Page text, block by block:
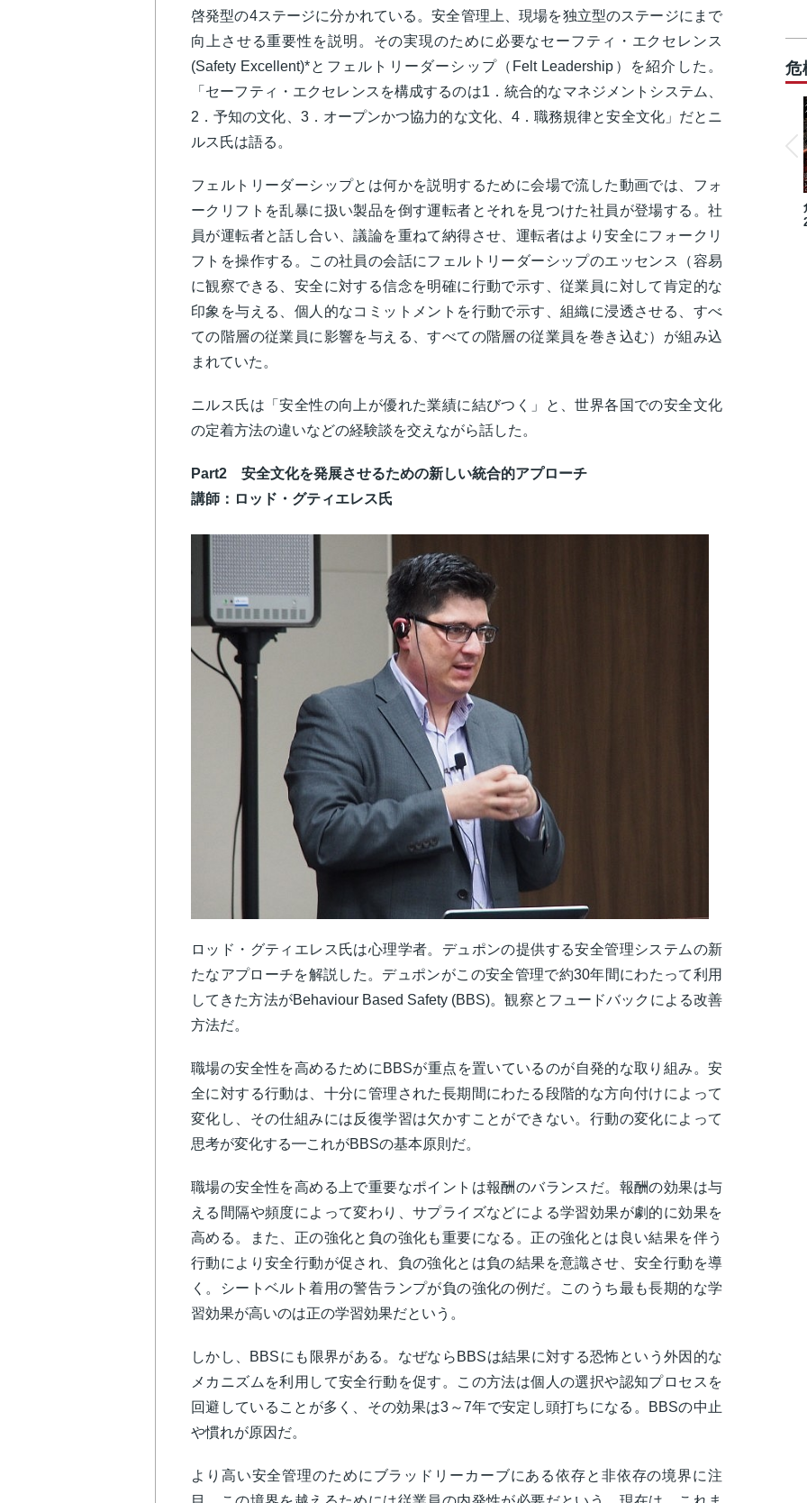
啓発型の4ステージに分かれている。安全管理上、現場を独立型のステージにまで
向上させる重要性を説明。その実現のために必要なセーフティ・エクセレンス
(Safety Excellent)*とフェルトリーダーシップ（Felt Leadership）を紹介した。
「セーフティ・エクセレンスを構成するのは1．統合的なマネジメントシステム、
2．予知の文化、3．オープンかつ協力的な文化、4．職務規律と安全文化」だとニ
ルス氏は語る。
フェルトリーダーシップとは何かを説明するために会場で流した動画では、フォ
ークリフトを乱暴に扱い製品を倒す運転者とそれを見つけた社員が登場する。社
員が運転者と話し合い、議論を重ねて納得させ、運転者はより安全にフォークリ
フトを操作する。この社員の会話にフェルトリーダーシップのエッセンス（容易
に観察できる、安全に対する信念を明確に行動で示す、従業員に対して肯定的な
印象を与える、個人的なコミットメントを行動で示す、組織に浸透させる、すべ
ての階層の従業員に影響を与える、すべての階層の従業員を巻き込む）が組み込
まれていた。
ニルス氏は「安全性の向上が優れた業績に結びつく」と、世界各国での安全文化
の定着方法の違いなどの経験談を交えながら話した。
Part2 安全文化を発展させるための新しい統合的アプローチ
講師：ロッド・グティエレス氏
ロッド・グティエレス氏は心理学者。デュポンの提供する安全管理システムの新
たなアプローチを解説した。デュポンがこの安全管理で約30年間にわたって利用
してきた方法がBehaviour Based Safety (BBS)。観察とフュードバックによる改善
方法だ。
職場の安全性を高めるためにBBSが重点を置いているのが自発的な取り組み。安
全に対する行動は、十分に管理された長期間にわたる段階的な方向付けによって
変化し、その仕組みには反復学習は欠かすことができない。行動の変化によって
思考が変化する━これがBBSの基本原則だ。
職場の安全性を高める上で重要なポイントは報酬のバランスだ。報酬の効果は与
える間隔や頻度によって変わり、サプライズなどによる学習効果が劇的に効果を
高める。また、正の強化と負の強化も重要になる。正の強化とは良い結果を伴う
行動により安全行動が促され、負の強化とは負の結果を意識させ、安全行動を導
く。シートベルト着用の警告ランプが負の強化の例だ。このうち最も長期的な学
習効果が高いのは正の学習効果だという。
しかし、BBSにも限界がある。なぜならBBSは結果に対する恐怖という外因的な
メカニズムを利用して安全行動を促す。この方法は個人の選択や認知プロセスを
回避していることが多く、その効果は3～7年で安定し頭打ちになる。BBSの中止
や慣れが原因だ。
より高い安全管理のためにブラッドリーカーブにある依存と非依存の境界に注
危